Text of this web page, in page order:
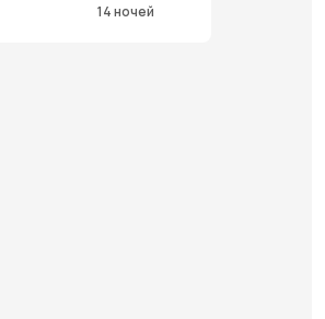
14 ночей